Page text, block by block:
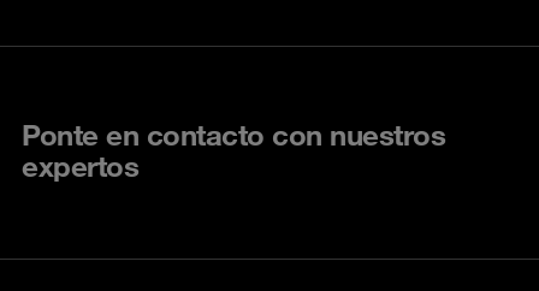
Ponte en contacto con nuestros
expertos